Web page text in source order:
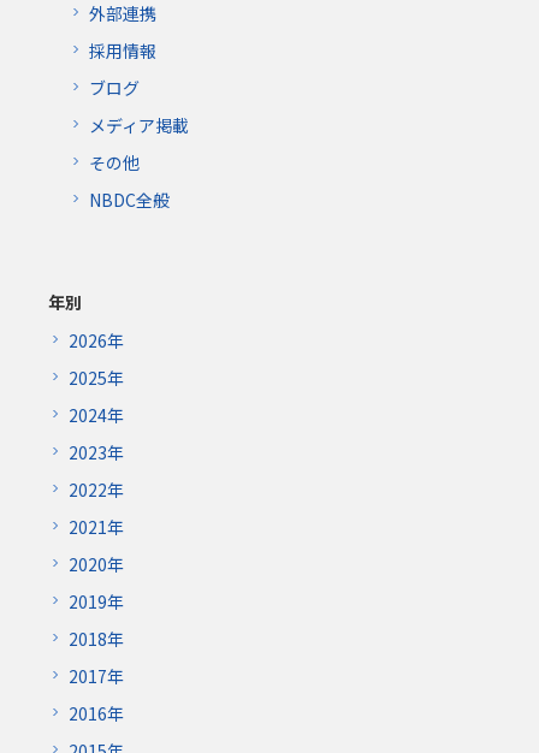
外部連携
採用情報
ブログ
メディア掲載
その他
NBDC全般
年別
2026年
2025年
2024年
2023年
2022年
2021年
2020年
2019年
2018年
2017年
2016年